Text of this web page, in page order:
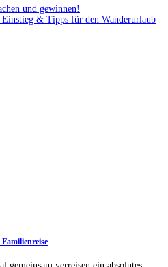
und gewinnen!
& Tipps für den Wanderurlaub